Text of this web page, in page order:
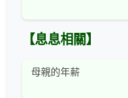
【息息相關】
母親的年薪